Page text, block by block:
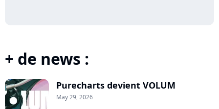
+ de news :
Purecharts devient VOLUM
May 29, 2026